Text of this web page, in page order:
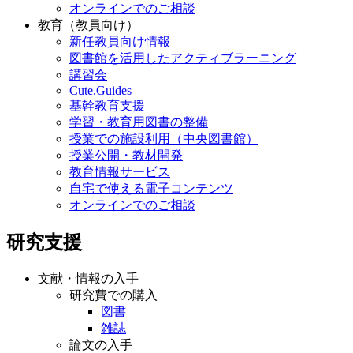
オンラインでのご相談
教育（教員向け）
新任教員向け情報
図書館を活用したアクティブラーニング
講習会
Cute.Guides
基幹教育支援
学習・教育用図書の整備
授業での施設利用（中央図書館）
授業公開・教材開発
教育情報サービス
自宅で使える電子コンテンツ
オンラインでのご相談
研究支援
文献・情報の入手
研究費での購入
図書
雑誌
論文の入手